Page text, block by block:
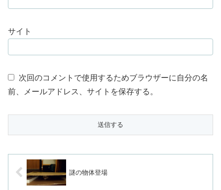
サイト
次回のコメントで使用するためブラウザーに自分の名
前、メールアドレス、サイトを保存する。
謎の物体登場